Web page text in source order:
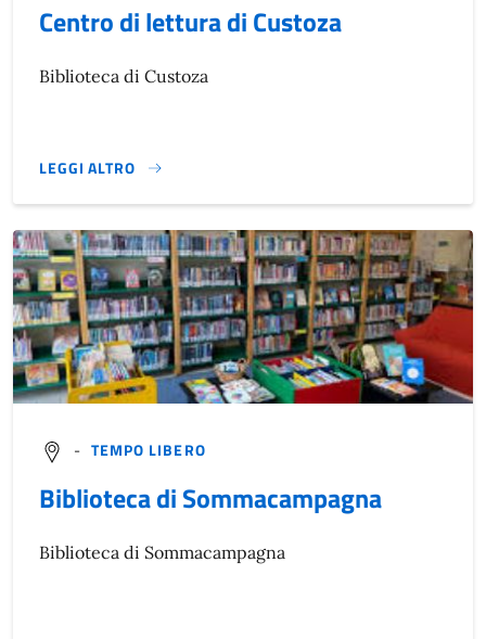
Centro di lettura di Custoza
Biblioteca di Custoza
LEGGI ALTRO
}
- TEMPO LIBERO
Biblioteca di Sommacampagna
Biblioteca di Sommacampagna